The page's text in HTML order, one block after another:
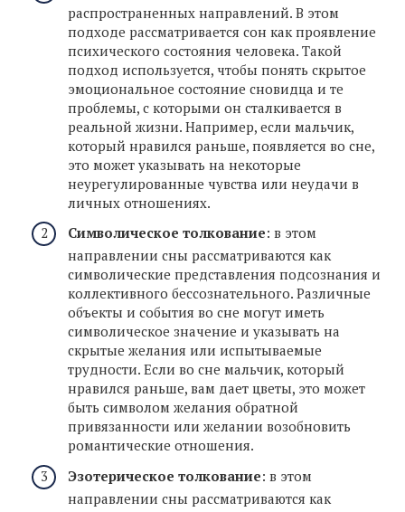
распространенных направлений. В этом
подходе рассматривается сон как проявление
психического состояния человека. Такой
подход используется, чтобы понять скрытое
эмоциональное состояние сновидца и те
проблемы, с которыми он сталкивается в
реальной жизни. Например, если мальчик,
который нравился раньше, появляется во сне,
это может указывать на некоторые
неурегулированные чувства или неудачи в
личных отношениях.
Символическое толкование: в этом
направлении сны рассматриваются как
символические представления подсознания и
коллективного бессознательного. Различные
объекты и события во сне могут иметь
символическое значение и указывать на
скрытые желания или испытываемые
трудности. Если во сне мальчик, который
нравился раньше, вам дает цветы, это может
быть символом желания обратной
привязанности или желании возобновить
романтические отношения.
Эзотерическое толкование: в этом
направлении сны рассматриваются как